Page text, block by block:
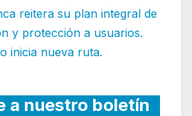
reitera su plan integral de
y protección a usuarios.
inicia nueva ruta.
a nuestro boletín